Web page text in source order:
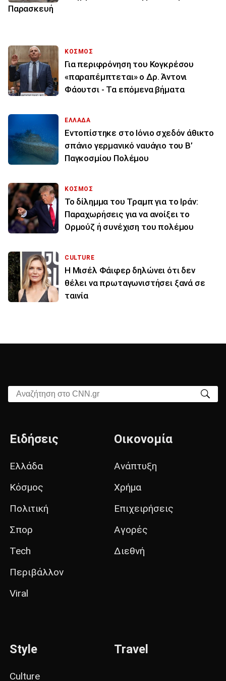
Παρασκευή
ΚΟΣΜΟΣ
Για περιφρόνηση του Κογκρέσου
«παραπέμπτεται» ο Δρ. Άντονι
Φάουτσι - Τα επόμενα βήματα
ΕΛΛΑΔΑ
Εντοπίστηκε στο Ιόνιο σχεδόν άθικτο
σπάνιο γερμανικό ναυάγιο του Β’
Παγκοσμίου Πολέμου
ΚΟΣΜΟΣ
Το δίλημμα του Τραμπ για το Ιράν:
Παραχωρήσεις για να ανοίξει το
Ορμούζ ή συνέχιση του πολέμου
CULTURE
Η Μισέλ Φάιφερ δηλώνει ότι δεν
θέλει να πρωταγωνιστήσει ξανά σε
ταινία
Αναζήτηση στο CNN.gr
Ειδήσεις
Ελλάδα
Κόσμος
Πολιτική
Σπορ
Tech
Περιβάλλον
Viral
Οικονομία
Ανάπτυξη
Χρήμα
Επιχειρήσεις
Αγορές
Διεθνή
Style
Culture
Travel